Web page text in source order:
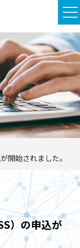
開始されました。
）の申込が